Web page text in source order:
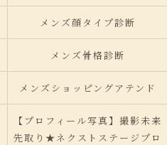
メンズ顔タイプ診断
メンズ骨格診断
メンズショッピングアテンド
【プロフィール写真】撮影未来
先取り★ネクストステージプロ